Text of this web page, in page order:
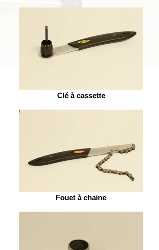
Clé à cassette
Fouet à chaine